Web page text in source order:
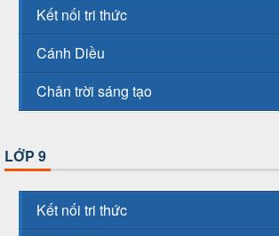
Kết nối tri thức
Cánh Diều
Chân trời sáng tạo
LỚP 9
Kết nối tri thức